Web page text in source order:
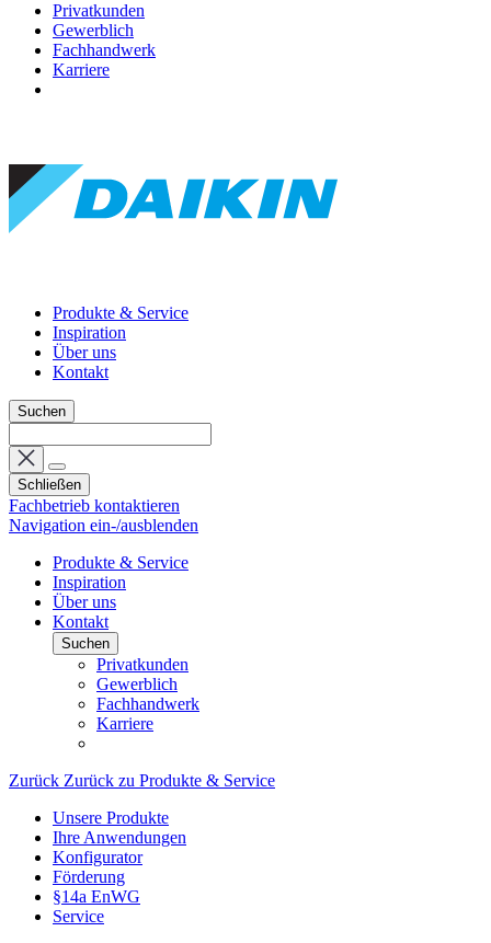
Privatkunden
Gewerblich
Fachhandwerk
Karriere
Produkte & Service
Inspiration
Über uns
Kontakt
Suchen
Schließen
Fachbetrieb kontaktieren
Navigation ein-/ausblenden
Produkte & Service
Inspiration
Über uns
Kontakt
Suchen
Privatkunden
Gewerblich
Fachhandwerk
Karriere
Zurück Zurück zu Produkte & Service
Unsere Produkte
Ihre Anwendungen
Konfigurator
Förderung
§14a EnWG
Service